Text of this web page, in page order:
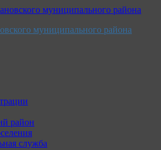
муниципального района
район
служба